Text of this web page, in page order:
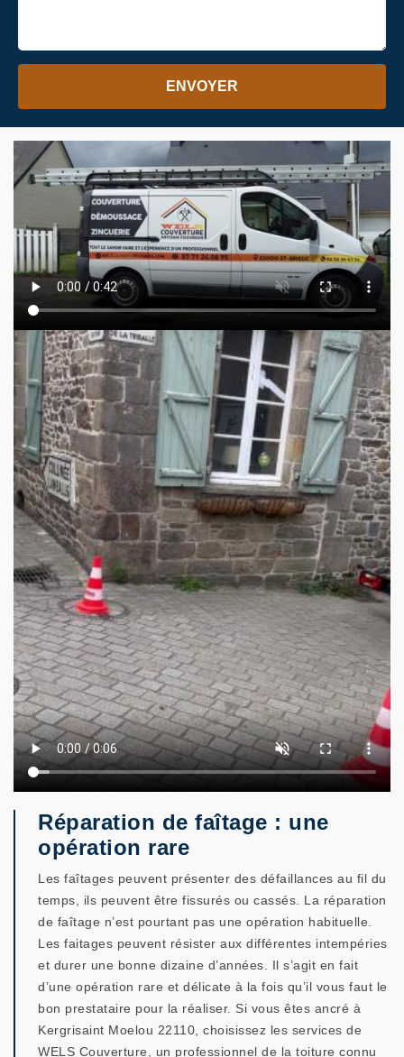
Réparation de faîtage : une
opération rare
Les faîtages peuvent présenter des défaillances au fil du
temps, ils peuvent être fissurés ou cassés. La réparation
de faîtage n’est pourtant pas une opération habituelle.
Les faitages peuvent résister aux différentes intempéries
et durer une bonne dizaine d’années. Il s’agit en fait
d’une opération rare et délicate à la fois qu’il vous faut le
bon prestataire pour la réaliser. Si vous êtes ancré à
Kergrisaint Moelou 22110, choisissez les services de
WELS Couverture, un professionnel de la toiture connu